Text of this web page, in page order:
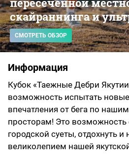
скайраннинга и
СМОТРЕТЬ ОБЗОР
Информация
Кубок «Таежные Дебри
возможность испытать
впечатления от бега по
просторам! Это возможность
городской суеты, отдохнуть и
великолепием нашей